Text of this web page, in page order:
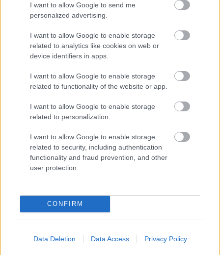
I want to allow Google to send me
personalized advertising.
I want to allow Google to enable storage
related to analytics like cookies on web or
device identifiers in apps.
I want to allow Google to enable storage
related to functionality of the website or app.
I want to allow Google to enable storage
related to personalization.
I want to allow Google to enable storage
related to security, including authentication
functionality and fraud prevention, and other
user protection.
CONFIRM
Data Deletion Data Access Privacy Policy
VIDEO.“Viņš nav
nekāda rotaļlieta!”
Polijā aculiecinieks ar
auto izglābj tūristu no
dusmīga sumbra
FOTO.“Vai tas ir
veikalā nopērk tomātu,
taču, pārgriežot to uz
pusēm, viņu sagaida
pārsteigums
nekā veikalā:
mazgāšanas laikā tiem
jāpievieno šī garšviela